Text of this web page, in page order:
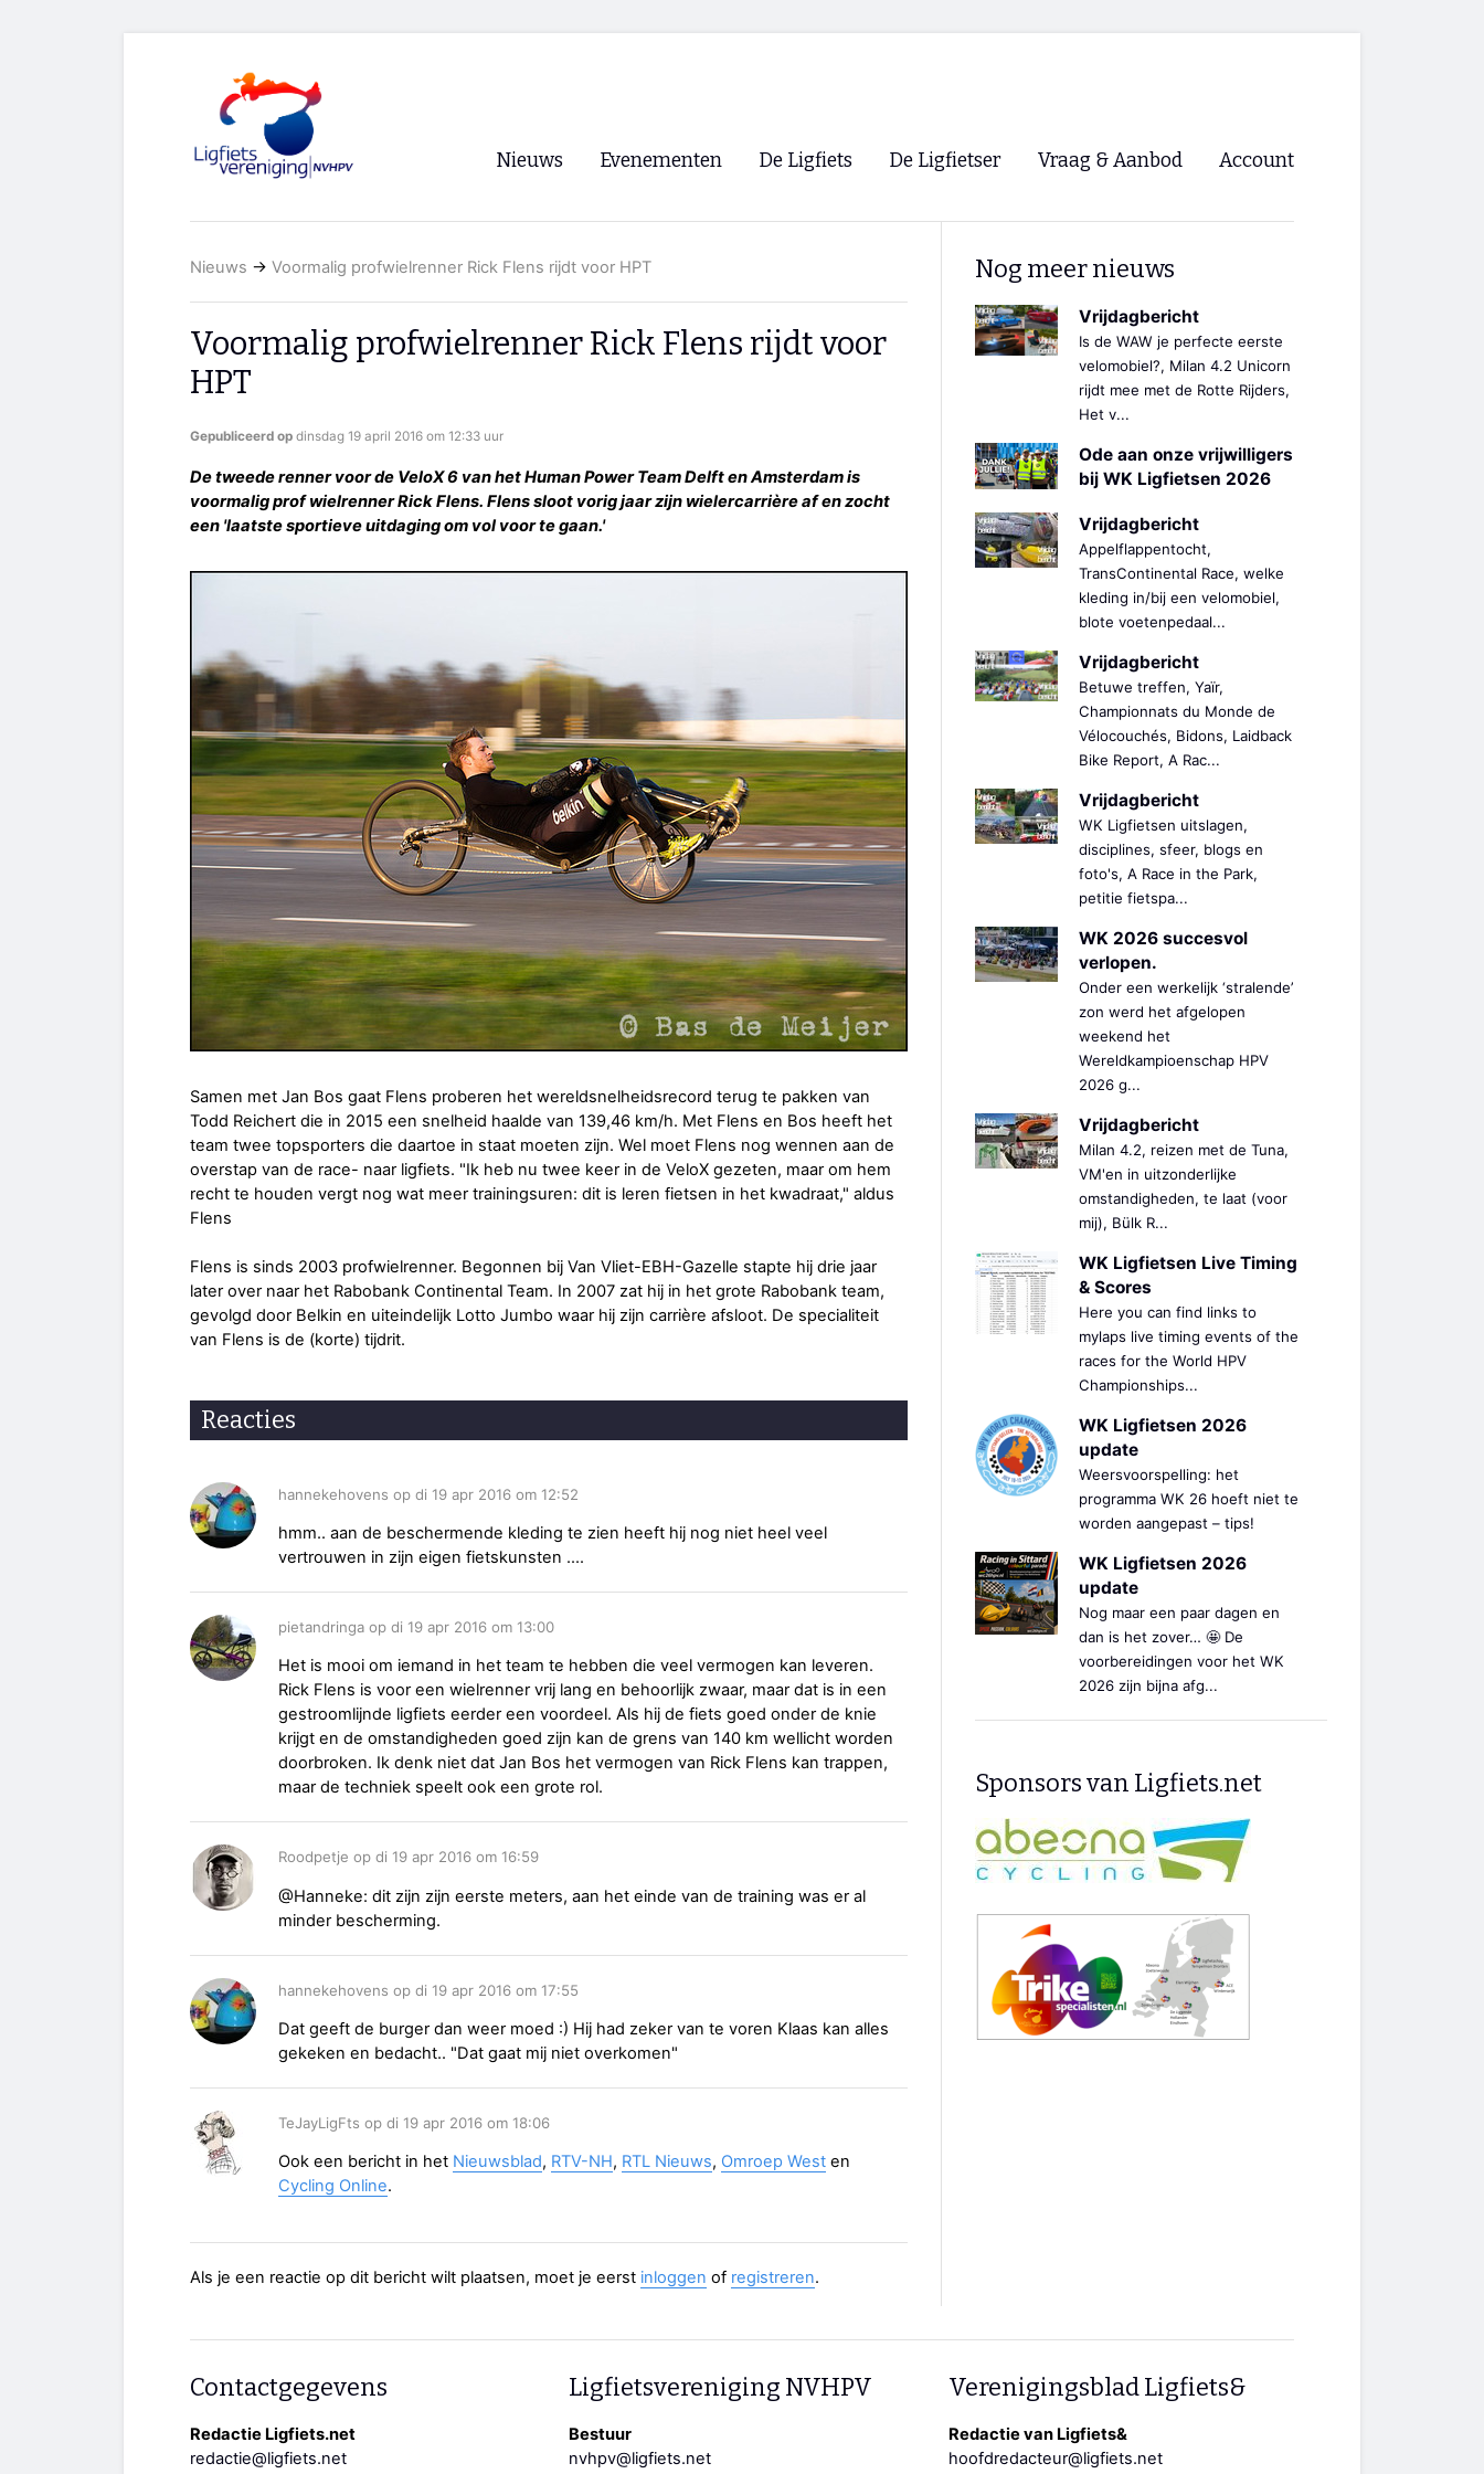
Nieuws Evenementen
WK Ligfietsen 2026
Oliebollentocht
De Ligfiets De Ligfietser
Ligfietsvereninging NVHPV
Lokale Fietsverenigingen
Forum ligfietsers.nl 🡺
Vraag & Aanbod Account
Nieuws → Voormalig profwielrenner Rick Flens rijdt voor HPT
Voormalig profwielrenner Rick Flens rijdt voor
HPT
Gepubliceerd op dinsdag 19 april 2016 om 12:33 uur
De tweede renner voor de VeloX 6 van het Human Power Team Delft en Amsterdam is
voormalig prof wielrenner Rick Flens. Flens sloot vorig jaar zijn wielercarrière af en zocht
een 'laatste sportieve uitdaging om vol voor te gaan.'
Samen met Jan Bos gaat Flens proberen het wereldsnelheidsrecord terug te pakken van
Todd Reichert die in 2015 een snelheid haalde van 139,46 km/h. Met Flens en Bos heeft het
team twee topsporters die daartoe in staat moeten zijn. Wel moet Flens nog wennen aan de
overstap van de race- naar ligfiets. "Ik heb nu twee keer in de VeloX gezeten, maar om hem
recht te houden vergt nog wat meer trainingsuren: dit is leren fietsen in het kwadraat," aldus
Flens
Flens is sinds 2003 profwielrenner. Begonnen bij Van Vliet-EBH-Gazelle stapte hij drie jaar
later over naar het Rabobank Continental Team. In 2007 zat hij in het grote Rabobank team,
gevolgd door Belkin en uiteindelijk Lotto Jumbo waar hij zijn carrière afsloot. De specialiteit
van Flens is de (korte) tijdrit.
Reacties
hannekehovens op di 19 apr 2016 om 12:52
hmm.. aan de beschermende kleding te zien heeft hij nog niet heel veel
vertrouwen in zijn eigen fietskunsten ....
pietandringa op di 19 apr 2016 om 13:00
Het is mooi om iemand in het team te hebben die veel vermogen kan leveren.
Rick Flens is voor een wielrenner vrij lang en behoorlijk zwaar, maar dat is in een
gestroomlijnde ligfiets eerder een voordeel. Als hij de fiets goed onder de knie
krijgt en de omstandigheden goed zijn kan de grens van 140 km wellicht worden
doorbroken. Ik denk niet dat Jan Bos het vermogen van Rick Flens kan trappen,
maar de techniek speelt ook een grote rol.
Roodpetje op di 19 apr 2016 om 16:59
@Hanneke: dit zijn zijn eerste meters, aan het einde van de training was er al
minder bescherming.
hannekehovens op di 19 apr 2016 om 17:55
Dat geeft de burger dan weer moed :) Hij had zeker van te voren Klaas kan alles
gekeken en bedacht.. "Dat gaat mij niet overkomen"
TeJayLigFts op di 19 apr 2016 om 18:06
Ook een bericht in het Nieuwsblad, RTV-NH, RTL Nieuws, Omroep West en
Cycling Online.
Als je een reactie op dit bericht wilt plaatsen, moet je eerst inloggen of registreren.
Nog meer nieuws
Vrijdagbericht
Is de WAW je perfecte eerste
velomobiel?, Milan 4.2 Unicorn
rijdt mee met de Rotte Rijders,
Het v...
Ode aan onze vrijwilligers
bij WK Ligfietsen 2026
Vrijdagbericht
Appelflappentocht,
TransContinental Race, welke
kleding in/bij een velomobiel,
blote voetenpedaal...
Vrijdagbericht
Betuwe treffen, Yaïr,
Championnats du Monde de
Vélocouchés, Bidons, Laidback
Bike Report, A Rac...
Vrijdagbericht
WK Ligfietsen uitslagen,
disciplines, sfeer, blogs en
foto's, A Race in the Park,
petitie fietspa...
WK 2026 succesvol
verlopen.
Onder een werkelijk ‘stralende’
zon werd het afgelopen
weekend het
Wereldkampioenschap HPV
2026 g...
Vrijdagbericht
Milan 4.2, reizen met de Tuna,
VM'en in uitzonderlijke
omstandigheden, te laat (voor
mij), Bülk R...
WK Ligfietsen Live Timing
& Scores
Here you can find links to
mylaps live timing events of the
races for the World HPV
Championships...
WK Ligfietsen 2026
update
Weersvoorspelling: het
programma WK 26 hoeft niet te
worden aangepast – tips!
WK Ligfietsen 2026
update
Nog maar een paar dagen en
dan is het zover… 🤩 De
voorbereidingen voor het WK
2026 zijn bijna afg...
Sponsors van Ligfiets.net
Contactgegevens
Redactie Ligfiets.net
redactie@ligfiets.net
Ligfietsvereniging NVHPV
Bestuur
nvhpv@ligfiets.net
Verenigingsblad Ligfiets&
Redactie van Ligfiets&
hoofdredacteur@ligfiets.net